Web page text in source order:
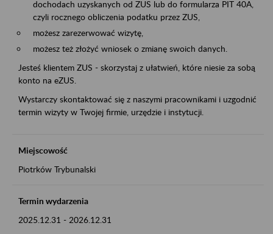
dochodach uzyskanych od ZUS lub do formularza PIT 40A,
czyli rocznego obliczenia podatku przez ZUS,
możesz zarezerwować wizytę,
możesz też złożyć wniosek o zmianę swoich danych.
Jesteś klientem ZUS - skorzystaj z ułatwień, które niesie za sobą
konto na eZUS.
Wystarczy skontaktować się z naszymi pracownikami i uzgodnić
termin wizyty w Twojej firmie, urzędzie i instytucji.
Miejscowość
Piotrków Trybunalski
Termin wydarzenia
2025.12.31 - 2026.12.31